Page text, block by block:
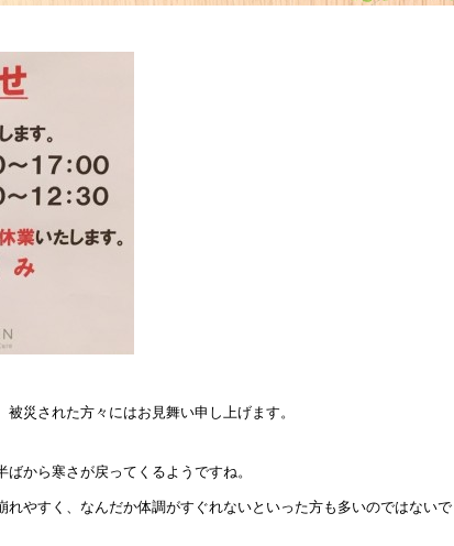
災された方々にはお見舞い申し上げます。
から寒さが戻ってくるようですね。
やすく、なんだか体調がすぐれないといった方も多いのではないで